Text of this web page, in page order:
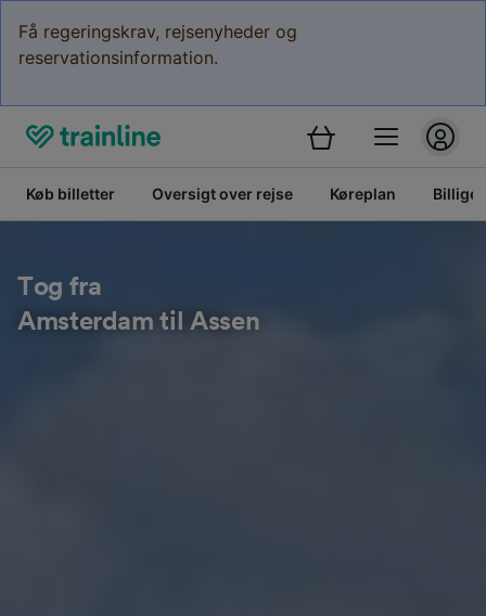
Få regeringskrav, rejsenyheder og
reservationsinformation.
Køb billetter Oversigt over rejse Køreplan Billige
Tog fra
Amsterdam til Assen